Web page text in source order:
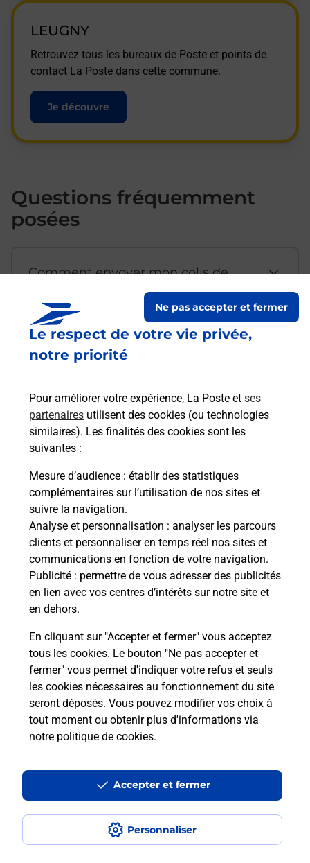
Le respect de votre vie privée,
notre priorité
Pour améliorer votre expérience, La Poste et ses
partenaires utilisent des cookies (ou technologies
similaires). Les finalités des cookies sont les
suivantes :
Mesure d’audience : établir des statistiques
complémentaires sur l’utilisation de nos sites et
suivre la navigation.
Analyse et personnalisation : analyser les parcours
clients et personnaliser en temps réel nos sites et
communications en fonction de votre navigation.
Publicité : permettre de vous adresser des publicités
en lien avec vos centres d’intérêts sur notre site et
en dehors.
En cliquant sur "Accepter et fermer" vous acceptez
tous les cookies. Le bouton "Ne pas accepter et
fermer" vous permet d'indiquer votre refus et seuls
les cookies nécessaires au fonctionnement du site
seront déposés. Vous pouvez modifier vos choix à
tout moment ou obtenir plus d'informations via
notre politique de cookies.
Personnaliser
Ne pas accepter et fermer
Accepter et fermer
LEUGNY
Retrouvez tous les bureaux de Poste et points de
contact La Poste dans cette commune.
Je découvre
Questions fréquemment
posées
Comment envoyer mon colis de
Est-il possible d’acheter un
emballage directement depuis un
Comment demander une
modification de livraison ?
Comment La Poste participe-t-elle
à votre sécurité au quotidien ?
Puis-je passer mon code de la route
avec La Poste et sous quelles
conditions ?
Localiser Liste Indre-et-Loire LE GRAND PRESSIGNY
Accessibilité : partiellement conforme
Conditions contractuelles
Mentions légales